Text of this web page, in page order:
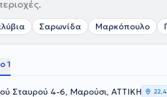
Σαρωνίδα Μαρκόπουλο
1
Σταυρού 4-6, Μαρούσι, ΑΤΤΙΚΗ